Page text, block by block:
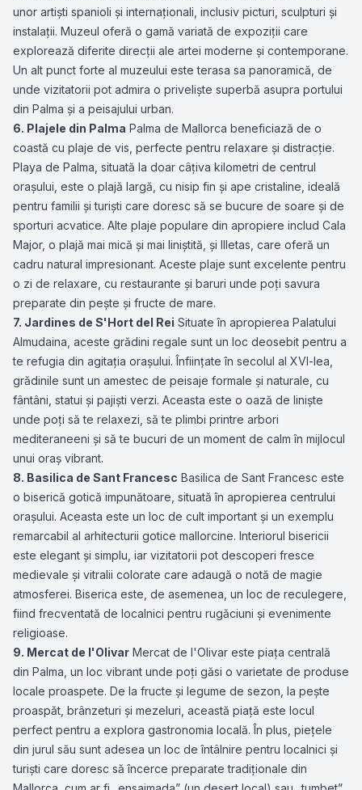
unor artiști spanioli și internaționali, inclusiv picturi, sculpturi și
instalații. Muzeul oferă o gamă variată de expoziții care
explorează diferite direcții ale artei moderne și contemporane.
Un alt punct forte al muzeului este terasa sa panoramică, de
unde vizitatorii pot admira o priveliște superbă asupra portului
din Palma și a peisajului urban.
6. Plajele din Palma Palma de Mallorca beneficiază de o
coastă cu plaje de vis, perfecte pentru relaxare și distracție.
Playa de Palma, situată la doar câțiva kilometri de centrul
orașului, este o plajă largă, cu nisip fin și ape cristaline, ideală
pentru familii și turiști care doresc să se bucure de soare și de
sporturi acvatice. Alte plaje populare din apropiere includ Cala
Major, o plajă mai mică și mai liniștită, și Illetas, care oferă un
cadru natural impresionant. Aceste plaje sunt excelente pentru
o zi de relaxare, cu restaurante și baruri unde poți savura
preparate din pește și fructe de mare.
7. Jardines de S'Hort del Rei Situate în apropierea Palatului
Almudaina, aceste grădini regale sunt un loc deosebit pentru a
te refugia din agitația orașului. Înființate în secolul al XVI-lea,
grădinile sunt un amestec de peisaje formale și naturale, cu
fântâni, statui și pajiști verzi. Aceasta este o oază de liniște
unde poți să te relaxezi, să te plimbi printre arbori
mediteraneeni și să te bucuri de un moment de calm în mijlocul
unui oraș vibrant.
8. Basilica de Sant Francesc Basilica de Sant Francesc este
o biserică gotică impunătoare, situată în apropierea centrului
orașului. Aceasta este un loc de cult important și un exemplu
remarcabil al arhitecturii gotice mallorcine. Interiorul bisericii
este elegant și simplu, iar vizitatorii pot descoperi fresce
medievale și vitralii colorate care adaugă o notă de magie
atmosferei. Biserica este, de asemenea, un loc de reculegere,
fiind frecventată de localnici pentru rugăciuni și evenimente
religioase.
9. Mercat de l'Olivar Mercat de l'Olivar este piața centrală
din Palma, un loc vibrant unde poți găsi o varietate de produse
locale proaspete. De la fructe și legume de sezon, la pește
proaspăt, brânzeturi și mezeluri, această piață este locul
perfect pentru a explora gastronomia locală. În plus, piețele
din jurul său sunt adesea un loc de întâlnire pentru localnici și
turiști care doresc să încerce preparate tradiționale din